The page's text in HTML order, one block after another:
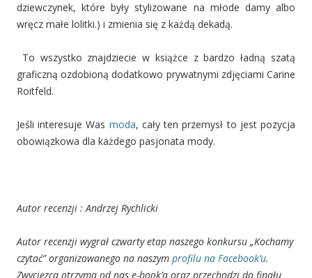
dziewczynek, które były stylizowane na młode damy albo
wręcz małe lolitki.) i zmienia się z każdą dekadą.
To wszystko znajdziecie w książce z bardzo ładną szatą
graficzną ozdobioną dodatkowo prywatnymi zdjęciami Carine
Roitfeld.
Jeśli interesuje Was moda, cały ten przemysł to jest pozycja
obowiązkowa dla każdego pasjonata mody.
Autor recenzji : Andrzej Rychlicki
Autor recenzji wygrał czwarty etap naszego konkursu „Kochamy
czytać” organizowanego na naszym profilu na Facebook’u.
Zwycięzca otrzyma od nas e-book’a oraz przechodzi do finału